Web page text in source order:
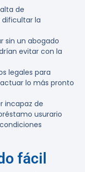
de
la
sin un abogado
evitar con la
legales para
lo más pronto
incapaz de
usurario
fácil